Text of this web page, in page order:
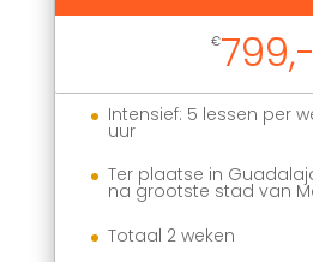
€799,-
Intensief: 5 lessen per
uur
Ter plaatse in
na grootste stad van
Totaal 2 weken